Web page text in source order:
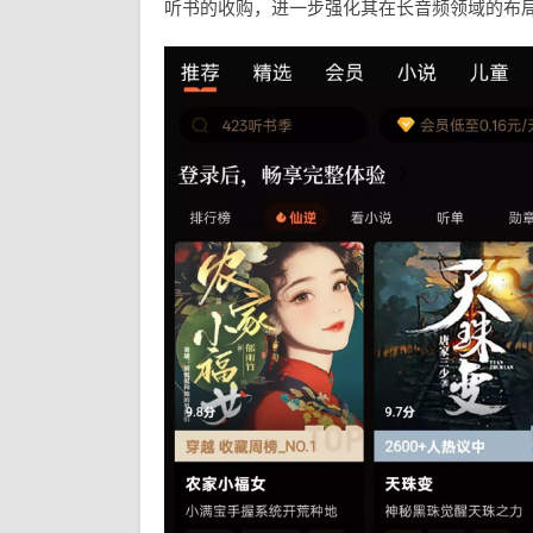
听书的收购，进一步强化其在长音频领域的布